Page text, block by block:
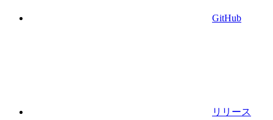
GitHub
リリース